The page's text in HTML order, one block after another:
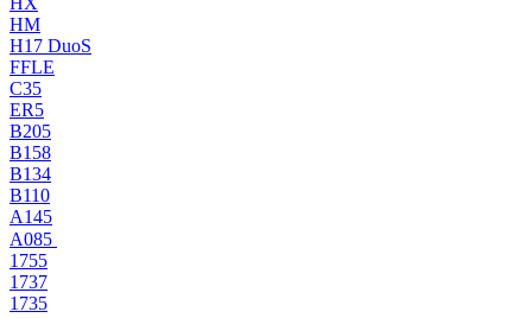
HM
H17 DuoS
FFLE
C35
ER5
B205
B158
B134
B110
A145
A085
1755
1737
1735